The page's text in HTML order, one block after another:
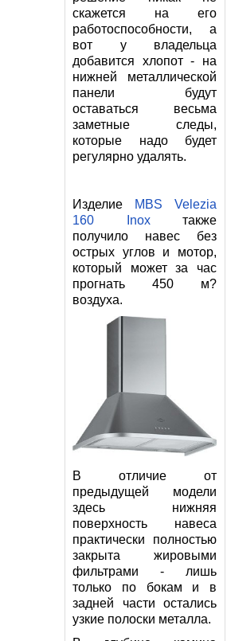
скажется на его
работоспособности, а
вот у владельца
добавится хлопот - на
нижней металлической
панели будут
оставаться весьма
заметные следы,
которые надо будет
регулярно удалять.
Изделие
MBS Velezia
160 Inoxтакже
получило навес без
острых углов и мотор,
который может за час
прогнать 450 м?
воздуха.
В отличие от
предыдущей модели
здесь нижняя
поверхность навеса
практически полностью
закрыта жировыми
фильтрами - лишь
только по бокам и в
задней части остались
узкие полоски металла.